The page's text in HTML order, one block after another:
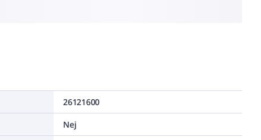
26121600
Nej